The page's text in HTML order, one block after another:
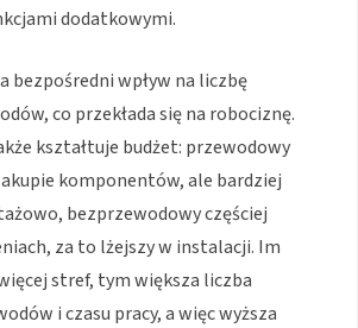
dodatkowymi.
bezpośredni wpływ na liczbę
co przekłada się na robociznę.
kształtuje budżet: przewodowy
komponentów, ale bardziej
bezprzewodowy częściej
za to lżejszy w instalacji. Im
stref, tym większa liczba
i czasu pracy, a więc wyższa